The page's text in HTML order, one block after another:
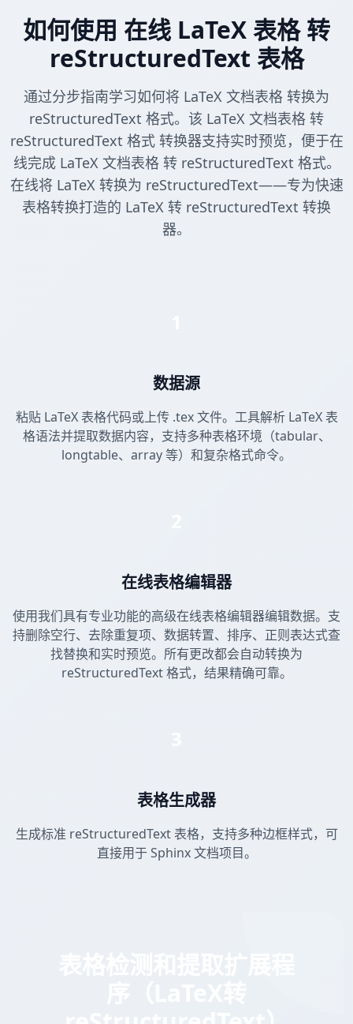
如何使用 在线 LaTeX 表格 转
reStructuredText 表格
通过分步指南学习如何将 LaTeX 文档表格 转换为
reStructuredText 格式。该 LaTeX 文档表格 转
reStructuredText 格式 转换器支持实时预览，便于在
线完成 LaTeX 文档表格 转 reStructuredText 格式。
在线将 LaTeX 转换为 reStructuredText——专为快速
表格转换打造的 LaTeX 转 reStructuredText 转换
器。
数据源
粘贴 LaTeX 表格代码或上传 .tex 文件。工具解析 LaTeX 表
格语法并提取数据内容，支持多种表格环境（tabular、
longtable、array 等）和复杂格式命令。
在线表格编辑器
使用我们具有专业功能的高级在线表格编辑器编辑数据。支
持删除空行、去除重复项、数据转置、排序、正则表达式查
找替换和实时预览。所有更改都会自动转换为
reStructuredText 格式，结果精确可靠。
表格生成器
生成标准 reStructuredText 表格，支持多种边框样式，可
直接用于 Sphinx 文档项目。